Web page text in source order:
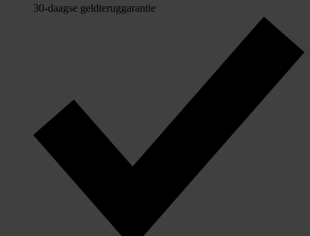
30-daagse geldteruggarantie